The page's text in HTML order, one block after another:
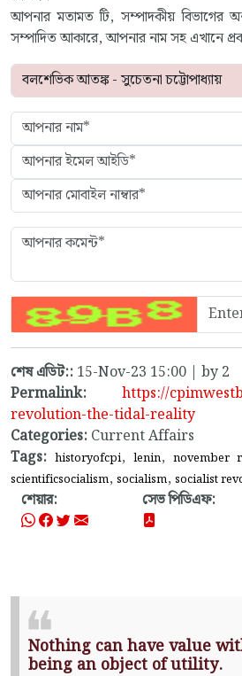
আপনার মতামত টি, সম্পাদকীয় বিভাগের
সম্পাদিত আকারে, আপনার নাম সহ এখানে
শেষ এডিট:: 15-Nov-23 15:00 | by 2
Permalink:
https://
revolution-the-tidal-reality
Categories: Current Affairs
Tags: historyofcpi, lenin, november
scientificsocialism, socialism, socialist
শেয়ার: সেভ পিডিএফ:
Nothing can have value
being an object of utility.